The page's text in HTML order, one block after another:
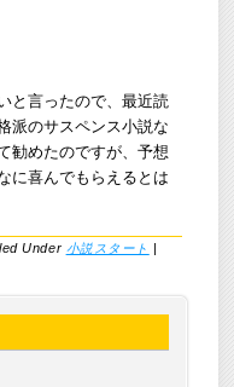
と言ったので、最近読
派のサスペンス小説な
勧めたのですが、予想
に喜んでもらえるとは
Under 小説スタート |